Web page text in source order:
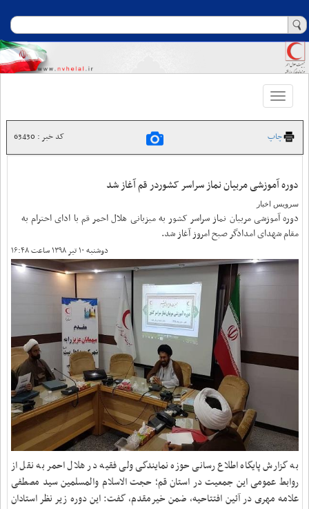
Toggle
navigation
چاپ کد خبر : 63430
دوره آموزشی مربیان نماز سراسر کشوردر قم آغاز شد
سرویس اخبار
دوره آموزشی مربیان نماز سراسر کشور به میزبانی هلال احمر قم با ادای احترام به
مقام شهدای امدادگر صبح امروز آغاز شد.
دوشنبه ۱۰ تیر ۱۳۹۸ ساعت ۱۶:۴۸
به گزارش پایگاه اطلاع رسانی حوزه نمایندگی ولی فقیه در هلال احمر به نقل از
روابط عمومی این جمعیت در استان قم؛ حجت الاسلام والمسلمین سید مصطفی
علامه مهری در آئین افتتاحیه، ضمن خیرمقدم، گفت: این دوره زیر نظر استادان